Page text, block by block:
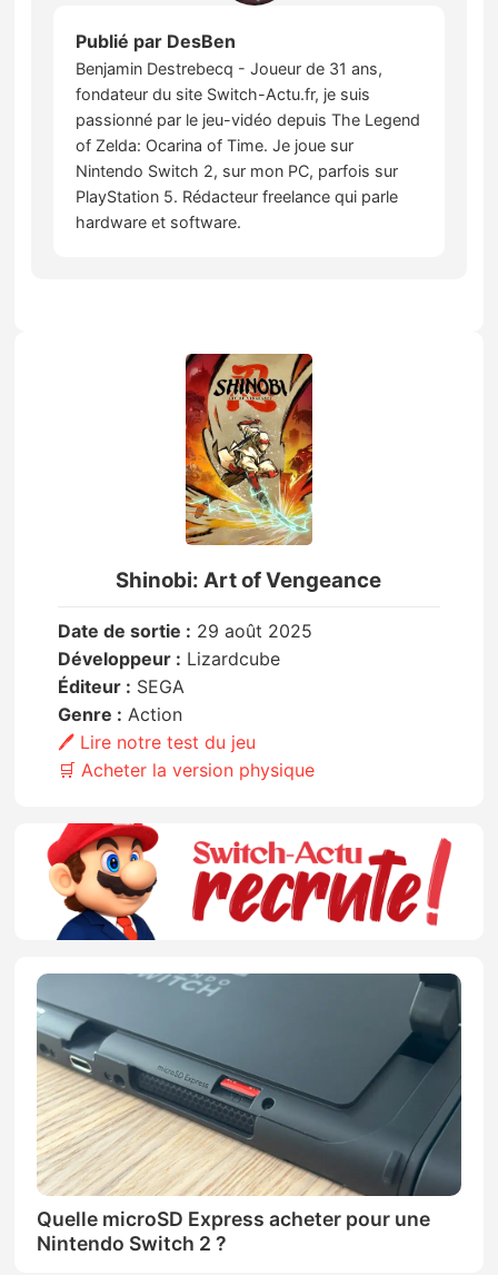
Publié par DesBen
Benjamin Destrebecq - Joueur de 31 ans,
fondateur du site Switch-Actu.fr, je suis
passionné par le jeu-vidéo depuis The Legend
of Zelda: Ocarina of Time. Je joue sur
Nintendo Switch 2, sur mon PC, parfois sur
PlayStation 5. Rédacteur freelance qui parle
hardware et software.
Shinobi: Art of Vengeance
Date de sortie : 29 août 2025
Développeur : Lizardcube
Éditeur : SEGA
Genre : Action
🖊️ Lire notre test du jeu
🛒 Acheter la version physique
Quelle microSD Express acheter pour une
Nintendo Switch 2 ?